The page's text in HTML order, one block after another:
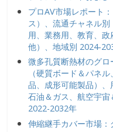
プロAV市場レポート
ス）、流通チャネル
用、業務用、教育、
他）、地域別 2024-
微多孔質断熱材のグ
（硬質ボード＆パネ
品、成形可能製品）、
石油＆ガス、航空宇宙
2022-2032年
伸縮継手カバー市場